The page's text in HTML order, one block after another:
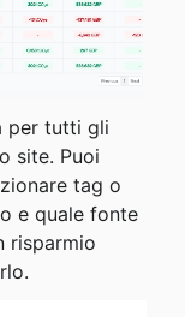
per tutti gli
site. Puoi
tag o
e quale fonte
risparmio